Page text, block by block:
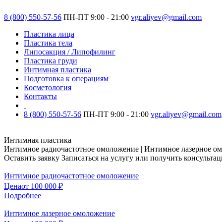
8 (800) 550-57-56 ПН-ПТ 9:00 - 21:00 vgr.aliyev@gmail.com
Пластика лица
Пластика тела
Липосакция / Липофилинг
Пластика груди
Интимная пластика
Подготовка к операциям
Косметология
Контакты
8 (800) 550-57-56 ПН-ПТ 9:00 - 21:00 vgr.aliyev@gmail.com
Интимная пластика
Интимное радиочастотное омоложение | Интимное лазерное
Оставить заявку Записаться на услугу или получить
Интимное радиочастотное омоложение
Ценаот 100 000 ₽
Подробнее
Интимное лазерное омоложение